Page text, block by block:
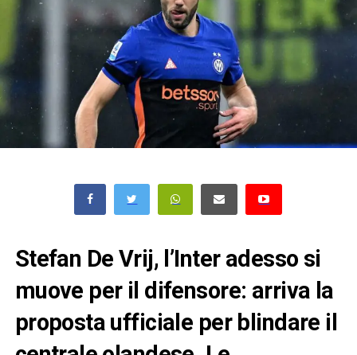
Stefan De Vrij, l’Inter adesso si
muove per il difensore: arriva la
proposta ufficiale per blindare il